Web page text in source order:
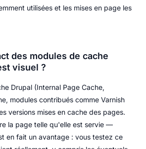
utilisées et les mises en page les
des modules de cache
visuel ?
Drupal (Internal Page Cache,
modules contribués comme Varnish
versions mises en cache des pages.
la page telle qu'elle est servie —
en fait un avantage : vous testez ce